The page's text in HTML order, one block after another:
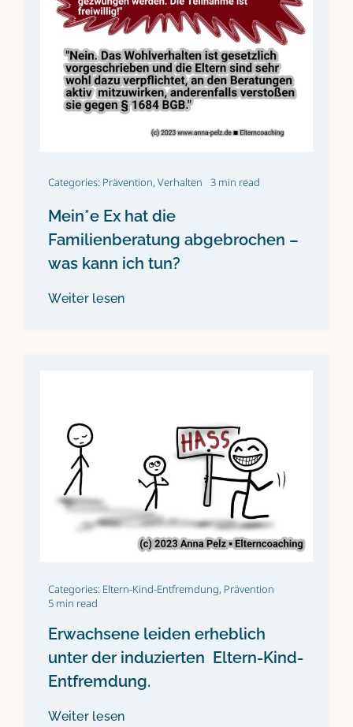
Categories: Prävention,Verhalten 3 min read
Mein*e Ex hat die
Familienberatung abgebrochen –
was kann ich tun?
Weiter lesen
Categories: Eltern-Kind-Entfremdung, Prävention
5 min read
Erwachsene leiden erheblich
unter der induzierten Eltern-Kind-
Entfremdung.
Weiter lesen